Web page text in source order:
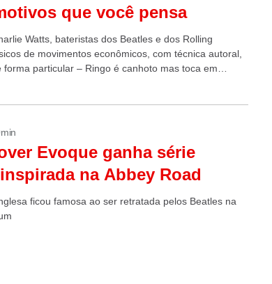
que você pensa
Watts, bateristas dos Beatles e dos Rolling
de movimentos econômicos, com técnica autoral,
forma particular – Ringo é canhoto mas toca em
Evoque ganha série
na Abbey Road
ficou famosa ao ser retratada pelos Beatles na